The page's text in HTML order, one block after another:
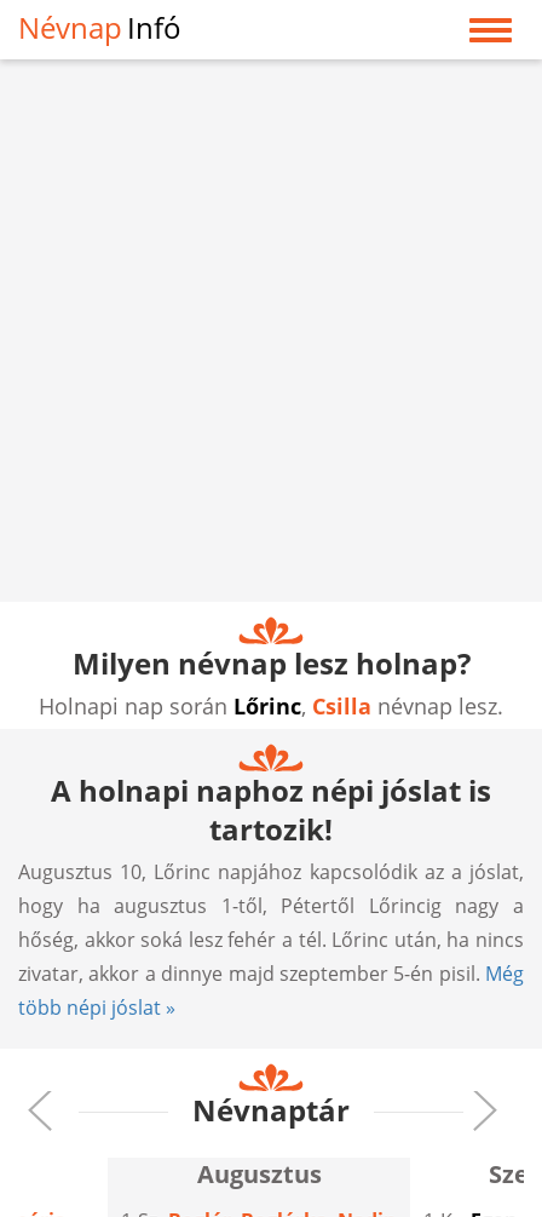
Névnap Infó
Milyen névnap lesz holnap?
Holnapi nap során Lőrinc, Csilla névnap lesz.
A holnapi naphoz népi jóslat is
tartozik!
Augusztus 10, Lőrinc napjához kapcsolódik az a jóslat,
hogy ha augusztus 1-től, Pétertől Lőrincig nagy a
hőség, akkor soká lesz fehér a tél. Lőrinc után, ha nincs
zivatar, akkor a dinnye majd szeptember 5-én pisil. Még
több népi jóslat »
Névnaptár
Augusztus